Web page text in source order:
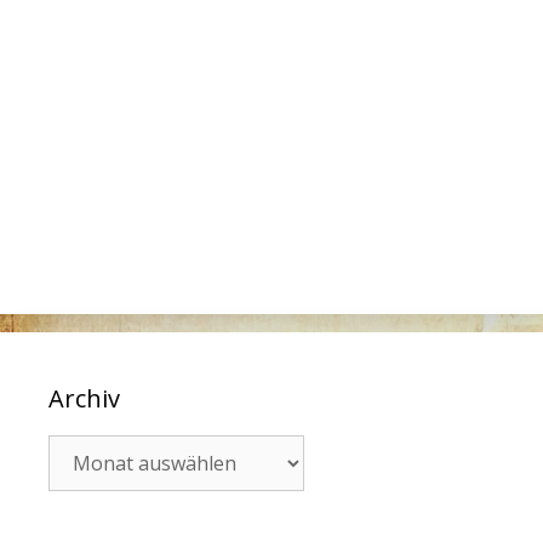
Archiv